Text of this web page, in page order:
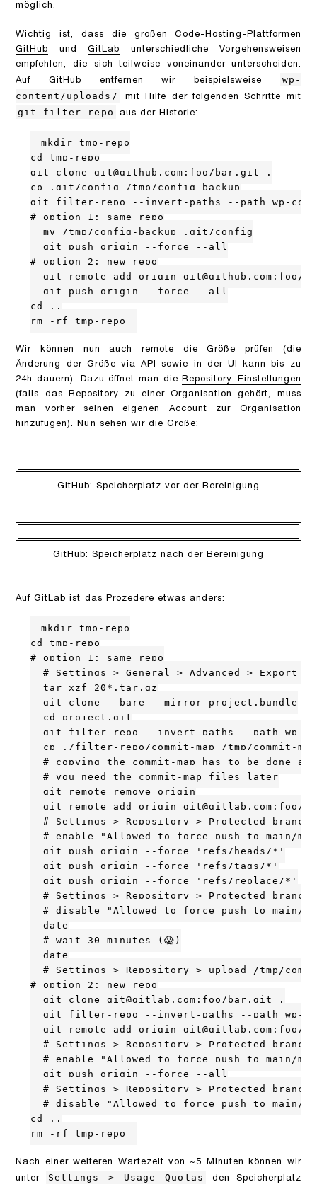
möglich.
Wichtig ist, dass die großen Code-Hosting-Plattformen
GitHub
undGitLab
unterschiedliche Vorgehensweisen
empfehlen, die sich teilweise voneinander unterscheiden.
Auf GitHub entfernen wir beispielsweise
wp-
content/uploads/
mit Hilfe der folgenden Schritte mit
git-filter-repo aus der Historie:
mkdir tmp-repo
cd tmp-repo
git clone git@github.com:foo/bar.git .
cp .git/config /tmp/config-backup
git filter-repo --invert-paths --path wp-
# option 1: same repo
mv /tmp/config-backup .git/config
git push origin --force --all
# option 2: new repo
git remote add origin git@github.com:foo/
git push origin --force --all
cd ..
rm -rf tmp-repo
Wir können nun auch remote die Größe prüfen (die
Änderung der Größe via API sowie in der UI kann bis zu
24h dauern). Dazu öffnet man dieRepository-Einstellungen
(falls das Repository zu einer Organisation gehört, muss
man vorher seinen eigenen Account zur Organisation
hinzufügen). Nun sehen wir die Größe:
GitHub: Speicherplatz vor der Bereinigung
GitHub: Speicherplatz nach der Bereinigung
Auf GitLab ist das Prozedere etwas anders:
mkdir tmp-repo
cd tmp-repo
# option 1: same repo
# Settings > General > Advanced > Export
tar xzf 20*.tar.gz
git clone --bare --mirror project.bundle
cd project.git
git filter-repo --invert-paths --path wp-
cp ./filter-repo/commit-map /tmp/commit-
# copying the commit-map has to be done
# you need the commit-map files later
git remote remove origin
git remote add origin git@gitlab.com:foo/
# Settings > Repository > Protected
# enable "Allowed to force push to main/
git push origin --force 'refs/heads/*'
git push origin --force 'refs/tags/*'
git push origin --force 'refs/replace/*'
# Settings > Repository > Protected
# disable "Allowed to force push to main/
date
# wait 30 minutes (😱)
date
# Settings > Repository > upload /tmp/
# option 2: new repo
git clone git@gitlab.com:foo/bar.git .
git filter-repo --invert-paths --path wp-
git remote add origin git@gitlab.com:foo/
# Settings > Repository > Protected
# enable "Allowed to force push to main/
git push origin --force --all
# Settings > Repository > Protected
# disable "Allowed to force push to main/
cd ..
rm -rf tmp-repo
Nach einer weiteren Wartezeit von ~5 Minuten können wir
unter
Settings > Usage Quotas
den Speicherplatz